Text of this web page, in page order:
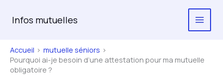
Infos mutuelles
Accueil
mutuelle séniors
Pourquoi ai-je besoin d’une attestation pour ma mutuelle
obligatoire ?